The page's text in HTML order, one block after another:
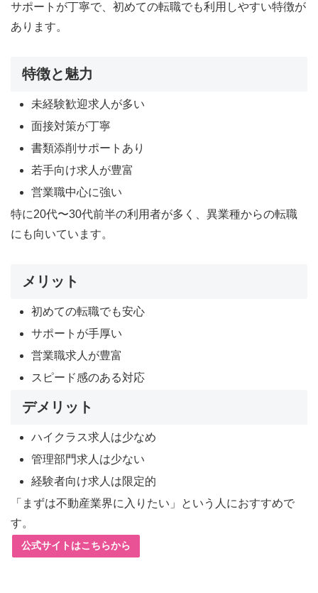
サポートが丁寧で、初めての転職でも利用しやすい特徴が
あります。
特徴と魅力
未経験歓迎求人が多い
面接対策が丁寧
書類添削サポートあり
若手向け求人が豊富
営業職中心に強い
特に20代〜30代前半の利用者が多く、異業種からの転職
にも向いています。
メリット
初めての転職でも安心
サポートが手厚い
営業職求人が豊富
スピード感のある対応
デメリット
ハイクラス求人は少なめ
管理部門求人は少ない
経験者向け求人は限定的
「まずは不動産業界に入りたい」という人におすすめで
す。
公式サイトはこちらから